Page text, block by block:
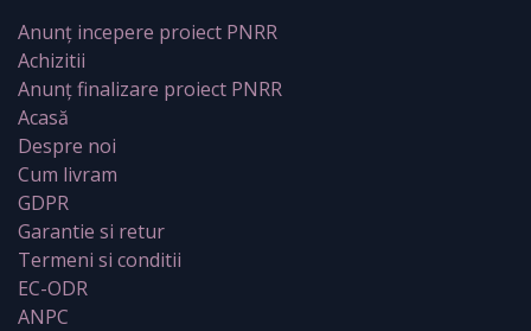
Anunț incepere proiect PNRR
Achizitii
Anunț finalizare proiect PNRR
Acasă
Despre noi
Cum livram
GDPR
Garantie si retur
Termeni si conditii
EC-ODR
ANPC